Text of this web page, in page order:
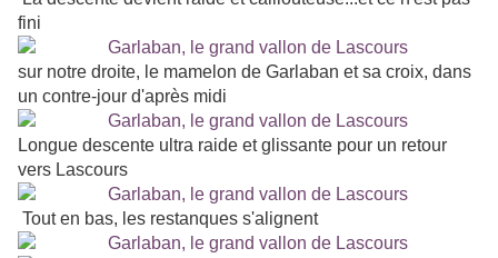
fini
sur notre droite, le mamelon de Garlaban et sa croix, dans
un contre-jour d'après midi
Longue descente ultra raide et glissante pour un retour
vers Lascours
Tout en bas, les restanques s'alignent